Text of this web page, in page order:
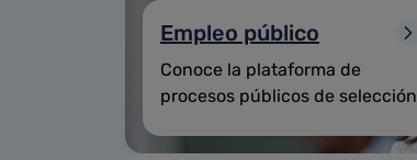
Empleo público
Conoce la plataforma de
procesos públicos de selección